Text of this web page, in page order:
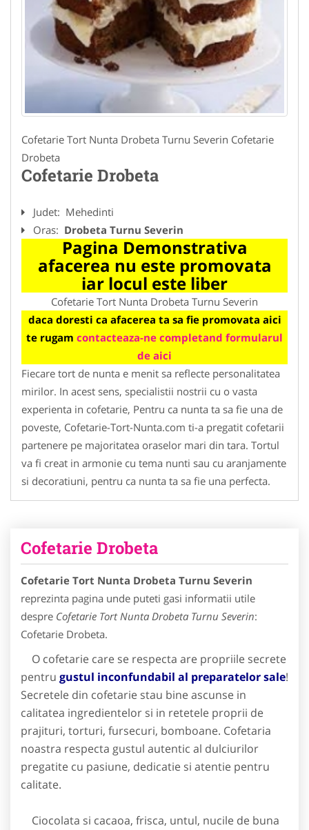
Cofetarie Tort Nunta Drobeta Turnu Severin Cofetarie
Drobeta
Cofetarie Drobeta
Judet: Mehedinti
Oras: Drobeta Turnu Severin
Pagina Demonstrativa
afacerea nu este promovata
iar locul este liber
Cofetarie Tort Nunta Drobeta Turnu Severin
daca doresti ca afacerea ta sa fie promovata aici
te rugam contacteaza-ne completand formularul
de aici
Fiecare tort de nunta e menit sa reflecte personalitatea
mirilor. In acest sens, specialistii nostrii cu o vasta
experienta in cofetarie, Pentru ca nunta ta sa fie una de
poveste, Cofetarie-Tort-Nunta.com ti-a pregatit cofetarii
partenere pe majoritatea oraselor mari din tara. Tortul
va fi creat in armonie cu tema nunti sau cu aranjamente
si decoratiuni, pentru ca nunta ta sa fie una perfecta.
Cofetarie Drobeta
Cofetarie Tort Nunta Drobeta Turnu Severin
reprezinta pagina unde puteti gasi informatii utile
despre Cofetarie Tort Nunta Drobeta Turnu Severin:
Cofetarie Drobeta.
O cofetarie care se respecta are propriile secrete
pentru gustul inconfundabil al preparatelor sale!
Secretele din cofetarie stau bine ascunse in
calitatea ingredientelor si in retetele proprii de
prajituri, torturi, fursecuri, bomboane. Cofetaria
noastra respecta gustul autentic al dulciurilor
pregatite cu pasiune, dedicatie si atentie pentru
calitate.
Ciocolata si cacaoa, frisca, untul, nucile de buna